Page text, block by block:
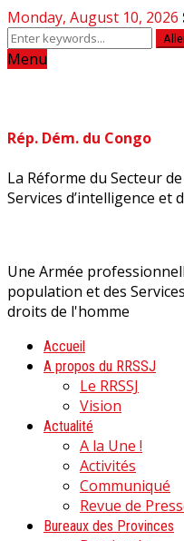
Monday, August 10, 2026
Menu
Rép. Dém. du Congo
La Réforme du Secteur
Services d’intelligence et
Une Armée
population et des
droits de l'homme
Accueil
A propos du RRSSJ
Le RRSSJ
Vision
Actualité
A la Une !
Activités
Communiqué
Revue de
Bureaux des Provinces